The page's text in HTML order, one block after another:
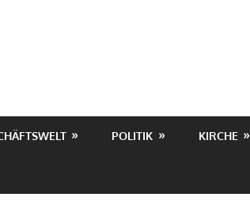
POLITIK KIRCHE